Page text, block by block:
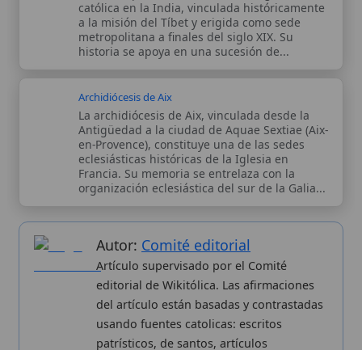
Autor:Comité editorial
Artículo supervisado por el Comité
del artículo están basadas y contrastadas
usando fuentes catolicas: escritos
patrísticos, de santos, artículos
teológicos, documentos históricos, actas
de concilios, encíclicas, fuentes
magisteriales y documentos oficiales de
Wikitólica © 2026
. Enciclopedia del patrimonio doctrinal,
histórico y litúrgico de la Iglesia Católica. Parte de la red formativa
Curso Católico,Buscador Católicoy Custodio Animae. Con
analíticas anónimas. Licencia CC BY-SA (texto). Editado en
Valencia, España.ISSN: 3101-7339. Bajo el patrocinio de San
Carlo Acutis.
Sobre nosotros Categorias